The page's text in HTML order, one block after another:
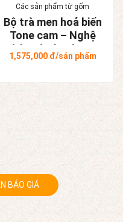
Các sản phẩm từ gốm
Bộ trà men hoả biến
Tone cam – Nghệ
nhân Tô Thanh Sơn
1,575,000đ/sản phẩm
BÁO GIÁ